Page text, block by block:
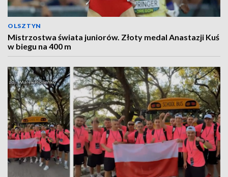
OLSZTYN
Mistrzostwa świata juniorów. Złoty medal Anastazji Kuś
w biegu na 400 m